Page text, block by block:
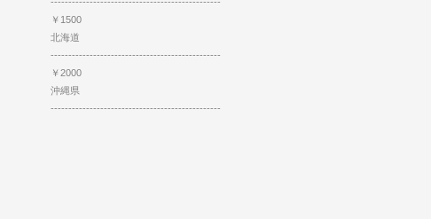
￥1500
北海道
------------------------------------------------
￥2000
沖縄県
------------------------------------------------